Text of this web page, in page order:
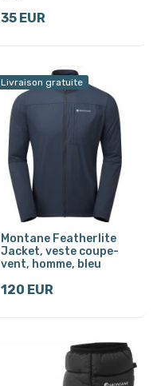
35 EUR
Livraison gratuite
Montane Featherlite
Jacket, veste coupe-
vent, homme, bleu
120 EUR